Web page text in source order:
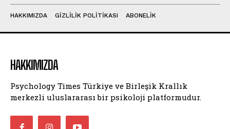
HAKKIMIZDA GIZLILIK POLITIKASI ABONELIK
HAKKIMIZDA
Psychology Times Türkiye ve Birleşik Krallık
merkezli uluslararası bir psikoloji platformudur.